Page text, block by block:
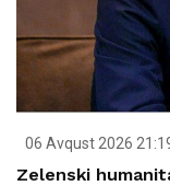
06 Avqust 2026
Zelenski